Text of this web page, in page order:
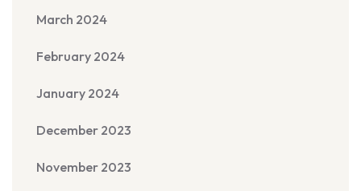
March 2024
February 2024
January 2024
December 2023
November 2023